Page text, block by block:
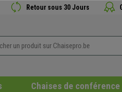
Retour sous 30 Jours
Chaises de conférence